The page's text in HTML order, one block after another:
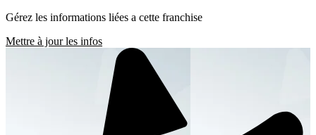
Gérez les informations liées a cette franchise
Mettre à jour les infos